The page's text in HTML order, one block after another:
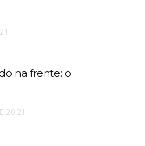
na frente: o
2021